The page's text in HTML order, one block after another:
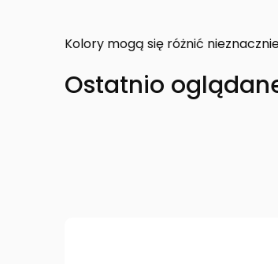
Kolory mogą się różnić
Ostatnio